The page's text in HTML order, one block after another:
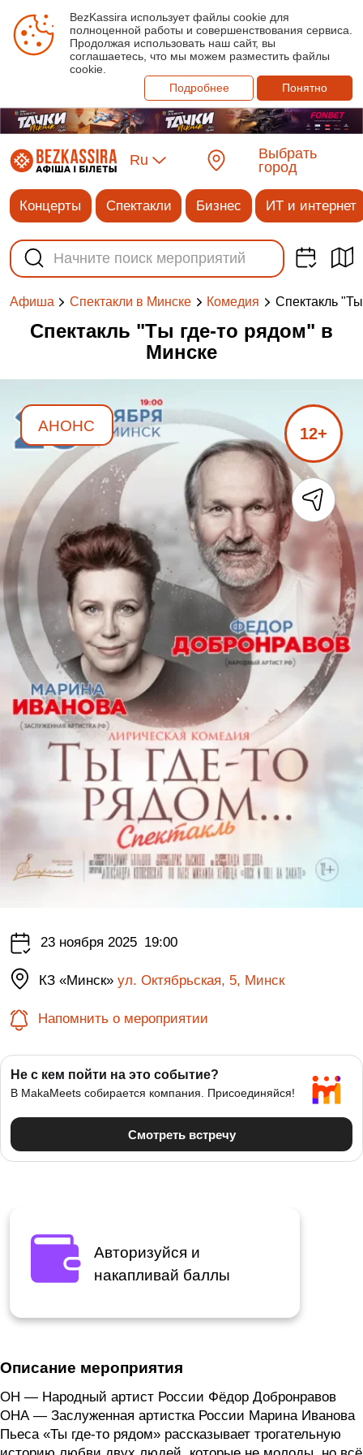
BezKassira использует файлы cookie для
полноценной работы и совершенствования сервиса.
Продолжая использовать наш сайт, вы
соглашаетесь, что мы можем разместить файлы
cookie.
Подробнее
Понятно
Ru
Выбрать
город
Концерты Спектакли Бизнес ИТ и интернет
Афиша Спектакли в Минске Комедия Спектакль
Спектакль "Ты где-то рядом" в
Минске
АНОНС 12+
23 ноября 2025 19:00
КЗ «Минск»ул. Октябрьская, 5, Минск
Напомнить о мероприятии
Авторизуйся и
накапливай баллы
Описание мероприятия
ОН — Народный артист России Фёдор Добронравов
ОНА — Заслуженная артистка России Марина Иванова
Пьеса «Ты где-то рядом» рассказывает трогательную